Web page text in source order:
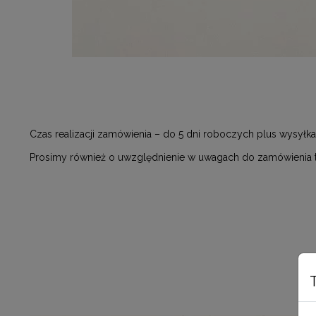
Czas realizacji zamówienia – do 5 dni roboczych plus
Prosimy również o uwzględnienie w uwagach do